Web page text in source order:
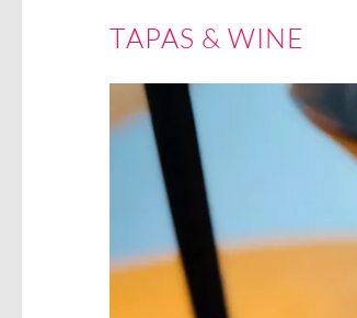
TAPAS & WINE